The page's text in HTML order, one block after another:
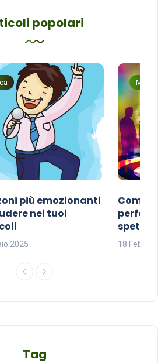
popolari
più emozionanti
nei tuoi
2025
Musica
Come
perfetta
18 Febbraio
Tag